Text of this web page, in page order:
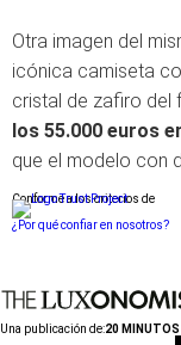
Otra imagen del
icónica camiseta
cristal de zafiro del
los 55.000 euros
que el modelo con
Conforme a los criterios de
¿Por qué confiar en nosotros?
Una publicación de:20